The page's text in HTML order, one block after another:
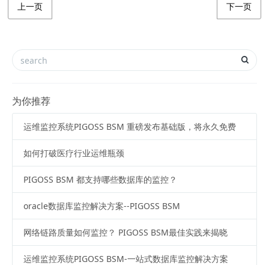
上一页 下一页
为你推荐
运维监控系统PIGOSS BSM 重磅发布基础版，将永久免费
如何打破医疗行业运维瓶颈
PIGOSS BSM 都支持哪些数据库的监控？
oracle数据库监控解决方案--PIGOSS BSM
网络链路质量如何监控？ PIGOSS BSM最佳实践来揭晓
运维监控系统PIGOSS BSM-一站式数据库监控解决方案